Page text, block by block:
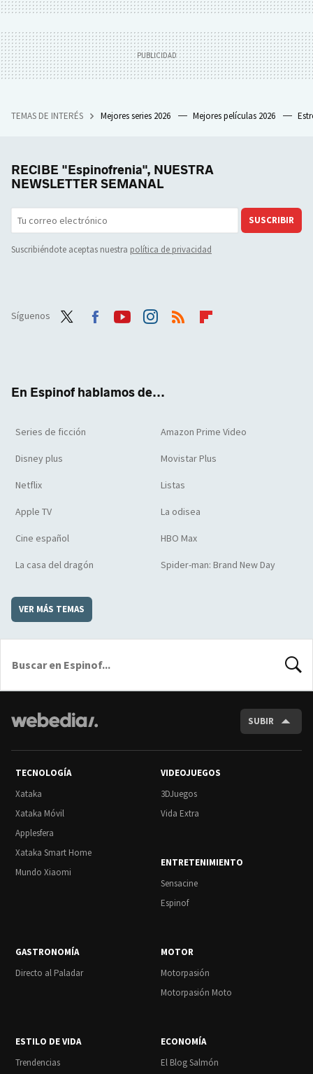
TEMAS DE INTERÉS Mejores series 2026 Mejores películas 2026
RECIBE "Espinofrenia", NUESTRA
NEWSLETTER SEMANAL
SUSCRIBIR
Suscribiéndote aceptas nuestra política de privacidad
Síguenos
En Espinof hablamos de...
Series de ficción Amazon Prime Video
Disney plus Movistar Plus
Netflix Listas
Apple TV La odisea
Cine español HBO Max
La casa del dragón Spider-man: Brand New Day
VER MÁS TEMAS
SUBIR
TECNOLOGÍA
Xataka
Xataka Móvil
Applesfera
Xataka Smart Home
Mundo Xiaomi
VIDEOJUEGOS
3DJuegos
Vida Extra
ENTRETENIMIENTO
Sensacine
Espinof
GASTRONOMÍA
Directo al Paladar
MOTOR
Motorpasión
Motorpasión Moto
ESTILO DE VIDA
Trendencias
ECONOMÍA
El Blog Salmón